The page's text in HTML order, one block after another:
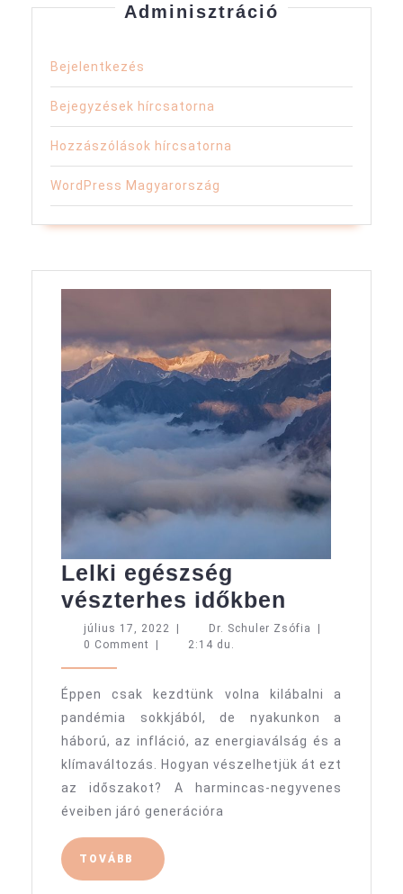
Adminisztráció
Bejelentkezés
Bejegyzések hírcsatorna
Hozzászólások hírcsatorna
WordPress Magyarország
Lelki egészség
vészterhes időkben
egészség
július 17, 2022 július
| Dr. Schuler Zsófia Dr.|
0 Comment
| 2:14 du.
Éppen csak kezdtünk volna kilábalni a
pandémia sokkjából, de nyakunkon a
háború, az infláció, az energiaválság és a
klímaváltozás. Hogyan vészelhetjük át ezt
az időszakot? A harmincas-negyvenes
éveiben járó generációra
TOVÁBB TOVÁBB